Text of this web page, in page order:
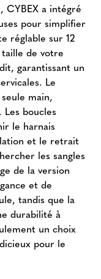
CYBEX a intégré
pour simplifier
réglable sur 12
de votre
garantissant un
Le
main,
boucles
le harnais
et le retrait
les sangles
de la version
et de
tandis que la
durabilité à
un choix
pour le